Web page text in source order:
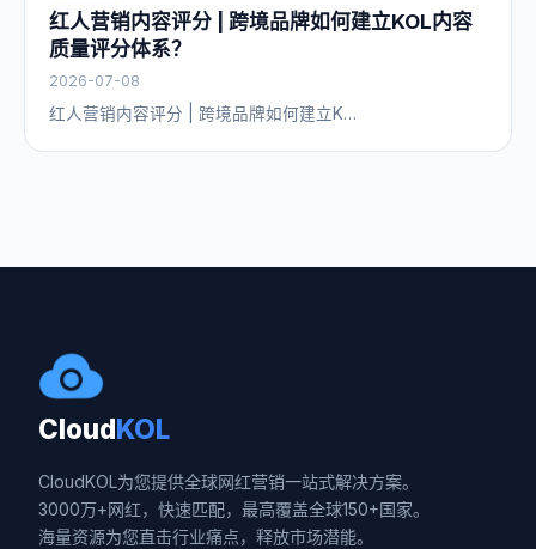
红人营销内容评分 | 跨境品牌如何建立KOL内容
质量评分体系？
2026-07-08
红人营销内容评分 | 跨境品牌如何建立K…
CloudKOL
CloudKOL为您提供全球网红营销一站式解决方案。
3000万+网红，快速匹配，最高覆盖全球150+国家。
海量资源为您直击行业痛点，释放市场潜能。